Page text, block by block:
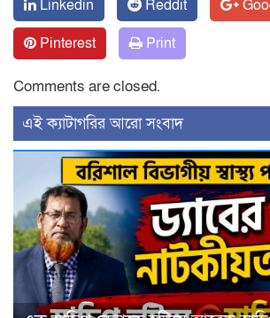
Linkedin
Reddit
Pinterest
Print
Comments are closed.
‍এই ক্যাটাগরির ‍আরো সংবাদ